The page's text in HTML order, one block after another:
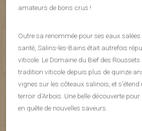
amateurs de bons crus !
Outre sa renommée pour ses eaux
santé, Salins-les-Bains était autrefois
viticole. Le Domaine du Bief des Roussets
tradition viticole depuis plus de quinze
vignes sur les côteaux salinois, et s’étend
terroir d’Arbois. Une belle découverte
en quête de nouvelles saveurs.